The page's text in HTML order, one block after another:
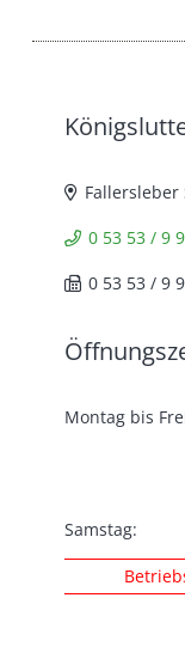
Fallersleber
0 53 53 / 9
0 53 53 / 9
Montag bis
Samstag: